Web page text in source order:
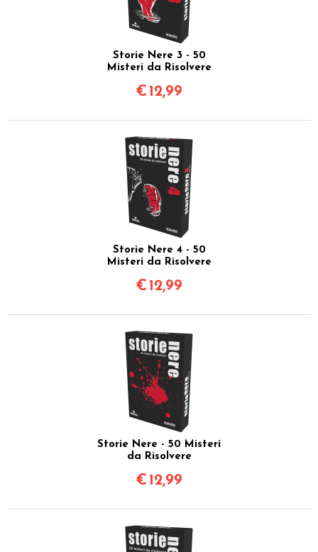
Storie Nere 3 - 50
Misteri da Risolvere
€ 12,99
Storie Nere 4 - 50
Misteri da Risolvere
€ 12,99
Storie Nere - 50 Misteri
da Risolvere
€ 12,99